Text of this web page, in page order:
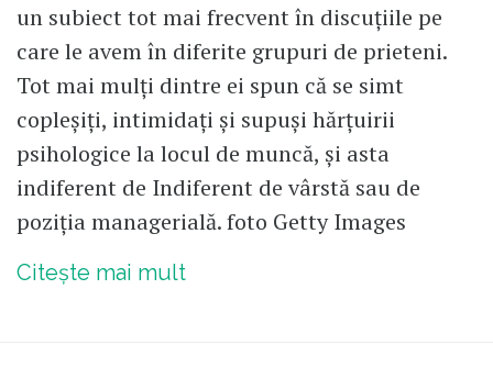
un subiect tot mai frecvent în discuțiile pe
care le avem în diferite grupuri de prieteni.
Tot mai mulți dintre ei spun că se simt
copleșiți, intimidați și supuși hărțuirii
psihologice la locul de muncă, și asta
indiferent de Indiferent de vârstă sau de
poziția managerială. foto Getty Images
Citește mai mult